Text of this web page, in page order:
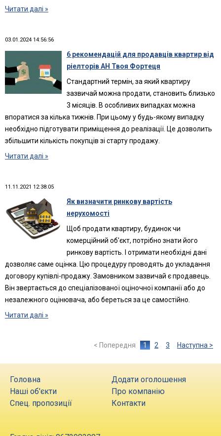
Читати далі »
03.01.2024 14:56:56
6 рекомендацій для продавців квартир від
ріелторів АН Твоя Фортеця
Стандартний термін, за який квартиру
зазвичай можна продати, становить близько
3 місяців. В особливих випадках можна
впоратися за кілька тижнів. При цьому у будь-якому випадку
необхідно підготувати приміщення до реалізації. Це дозволить
збільшити кількість покупців зі старту продажу.
Читати далі »
11.11.2021 12:38:05
Як визначити ринкову вартість
нерухомості
Щоб продати квартиру, будинок чи
комерційний об'єкт, потрібно знати його
ринкову вартість. І отримати необхідні дані
дозволяє саме оцінка. Цю процедуру проводять до укладання
договору купівлі-продажу. Замовником зазвичай є продавець.
Він звертається до спеціалізованої оціночної компанії або до
незалежного оцінювача, або береться за це самостійно.
Читати далі »
< Попередня 1 2 3 Наступна >
Головна
Наші об'єкти
Спец. пропозиції
Додати оголошення
Про компанію
Контакти